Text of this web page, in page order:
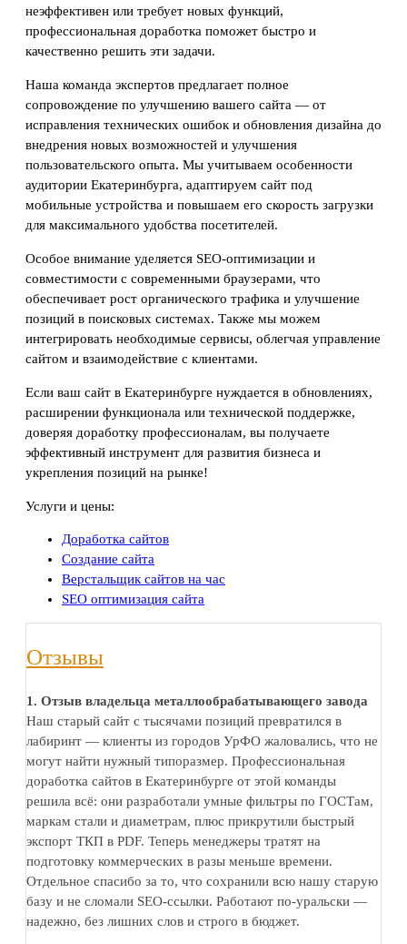
неэффективен или требует новых функций,
профессиональная доработка поможет быстро и
качественно решить эти задачи.
Наша команда экспертов предлагает полное
сопровождение по улучшению вашего сайта — от
исправления технических ошибок и обновления дизайна до
внедрения новых возможностей и улучшения
пользовательского опыта. Мы учитываем особенности
аудитории Екатеринбурга, адаптируем сайт под
мобильные устройства и повышаем его скорость загрузки
для максимального удобства посетителей.
Особое внимание уделяется SEO-оптимизации и
совместимости с современными браузерами, что
обеспечивает рост органического трафика и улучшение
позиций в поисковых системах. Также мы можем
интегрировать необходимые сервисы, облегчая управление
сайтом и взаимодействие с клиентами.
Если ваш сайт в Екатеринбурге нуждается в обновлениях,
расширении функционала или технической поддержке,
доверяя доработку профессионалам, вы получаете
эффективный инструмент для развития бизнеса и
укрепления позиций на рынке!
Услуги и цены:
Доработка сайтов
Создание сайта
Верстальщик сайтов на час
SEO оптимизация сайта
Отзывы
1. Отзыв владельца металлообрабатывающего завода
Наш старый сайт с тысячами позиций превратился в
лабиринт — клиенты из городов УрФО жаловались, что не
могут найти нужный типоразмер. Профессиональная
доработка сайтов в Екатеринбурге от этой команды
решила всё: они разработали умные фильтры по ГОСТам,
маркам стали и диаметрам, плюс прикрутили быстрый
экспорт ТКП в PDF. Теперь менеджеры тратят на
подготовку коммерческих в разы меньше времени.
Отдельное спасибо за то, что сохранили всю нашу старую
базу и не сломали SEO-ссылки. Работают по-уральски —
надежно, без лишних слов и строго в бюджет.